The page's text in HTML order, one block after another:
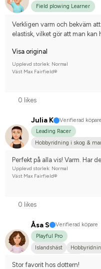
Field plowing Learner
Verkligen varm och bekväm
elastisk, vilket gör att man kan
Visa original
Upplevd storlek: Normal
Väst Max Fairfield®
0 likes
Julia K
Verifierad köpare
Leading Racer
Hobbyridning i skog &
Perfekt på alla vis! Varm. Har
Upplevd storlek: Normal
Väst Max Fairfield®
0 likes
Åsa S
Verifierad köpare
Playful Pro
Islandshäst
Stor favorit hos dottern!